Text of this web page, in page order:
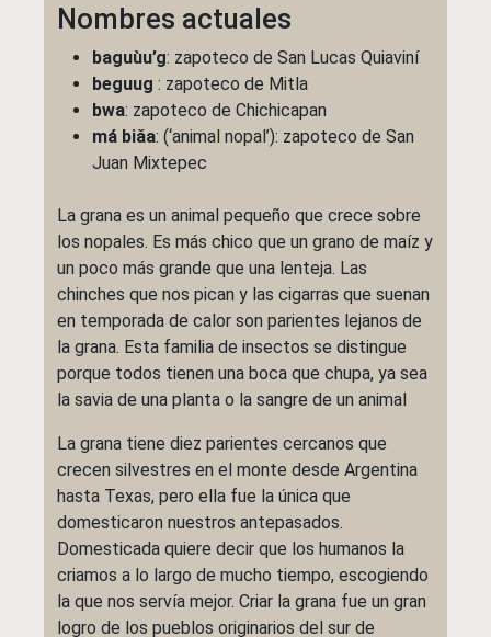
Nombres actuales
baguùu’g: zapoteco de San Lucas Quiaviní
beguug : zapoteco de Mitla
bwa: zapoteco de Chichicapan
má biǎa: (‘animal nopal’): zapoteco de San
Juan Mixtepec
La grana es un animal pequeño que crece sobre
los nopales. Es más chico que un grano de maíz y
un poco más grande que una lenteja. Las
chinches que nos pican y las cigarras que suenan
en temporada de calor son parientes lejanos de
la grana. Esta familia de insectos se distingue
porque todos tienen una boca que chupa, ya sea
la savia de una planta o la sangre de un animal
La grana tiene diez parientes cercanos que
crecen silvestres en el monte desde Argentina
hasta Texas, pero ella fue la única que
domesticaron nuestros antepasados.
Domesticada quiere decir que los humanos la
criamos a lo largo de mucho tiempo, escogiendo
la que nos servía mejor. Criar la grana fue un gran
logro de los pueblos originarios del sur de